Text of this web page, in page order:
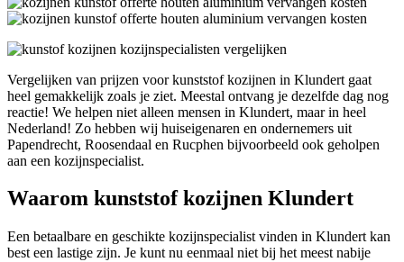
Vergelijken van prijzen voor kunststof kozijnen in Klundert gaat
heel gemakkelijk zoals je ziet. Meestal ontvang je dezelfde dag nog
reactie! We helpen niet alleen mensen in Klundert, maar in heel
Nederland! Zo hebben wij huiseigenaren en ondernemers uit
Papendrecht, Roosendaal en Rucphen bijvoorbeeld ook geholpen
aan een kozijnspecialist.
Waarom kunststof kozijnen Klundert
Een betaalbare en geschikte kozijnspecialist vinden in Klundert kan
best een lastige zijn. Je kunt nu eenmaal niet bij het meest nabije